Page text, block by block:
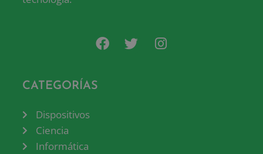
CATEGORÍAS
Dispositivos
Ciencia
Informática